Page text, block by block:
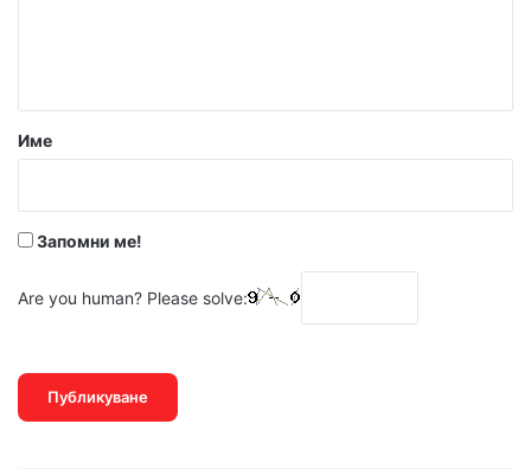
р
Име
Запомни ме!
Are you human? Please solve: